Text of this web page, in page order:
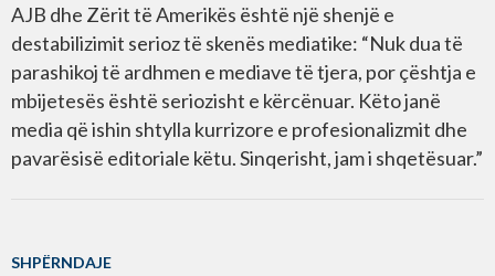
AJB dhe Zërit të Amerikës është një shenjë e
destabilizimit serioz të skenës mediatike: “Nuk dua të
parashikoj të ardhmen e mediave të tjera, por çështja e
mbijetesës është seriozisht e kërcënuar. Këto janë
media që ishin shtylla kurrizore e profesionalizmit dhe
pavarësisë editoriale këtu. Sinqerisht, jam i shqetësuar.”
SHPËRNDAJE